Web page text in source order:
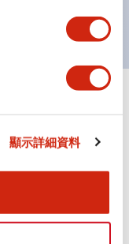
顯示詳細資料
+